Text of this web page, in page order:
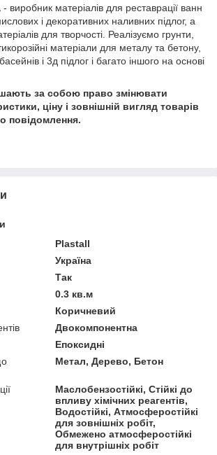
- виробник матеріалів для реставрації ванн
і декоративних наливних підлог, а
для творчості. Реалізуємо грунти,
матеріали для металу та бетону,
і 3д підлог і багато іншого на основі
за собою право змінювати
ціну і зовнішній вигляд товарів
повідомлення.
Plastall
Україна
Так
0.3 кв.м
Коричневий
Двокомпонентна
Епоксидні
Метал, Дерево, Бетон
Маслобензостійкі, Стійкі до
впливу хімічних реагентів,
Водостійкі, Атмосферостійкі
для зовнішніх робіт,
Обмежено атмосферостійкі
для внутрішніх робіт